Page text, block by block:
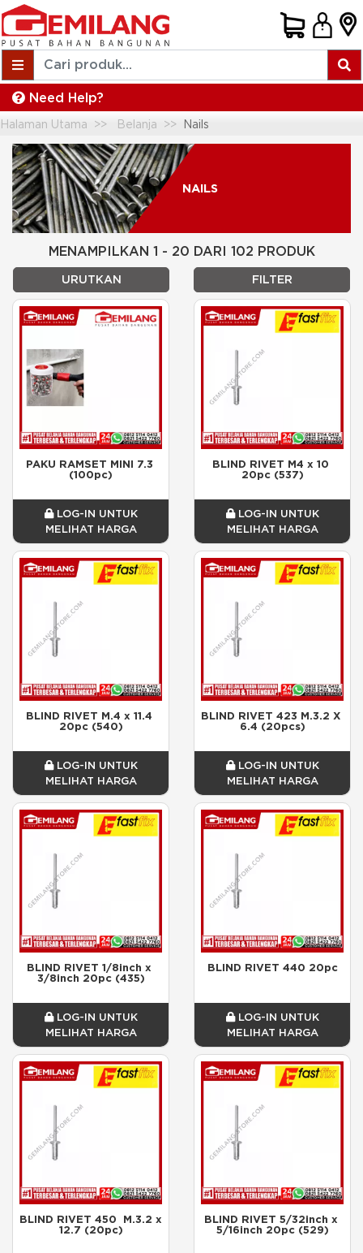
Need Help?
Halaman Utama Belanja Nails
NAILS
MENAMPILKAN 1 - 20 DARI 102 PRODUK
URUTKAN FILTER
PAKU RAMSET MINI 7.3
(100pc)
LOG-IN UNTUK
MELIHAT HARGA
BLIND RIVET M4 x 10
20pc (537)
LOG-IN UNTUK
MELIHAT HARGA
BLIND RIVET M.4 x 11.4
20pc (540)
LOG-IN UNTUK
MELIHAT HARGA
BLIND RIVET 423 M.3.2 X
6.4 (20pcs)
LOG-IN UNTUK
MELIHAT HARGA
BLIND RIVET 1/8inch x
3/8inch 20pc (435)
LOG-IN UNTUK
MELIHAT HARGA
BLIND RIVET 440 20pc
LOG-IN UNTUK
MELIHAT HARGA
BLIND RIVET 450  M.3.2 x
12.7 (20pc)
BLIND RIVET 5/32inch x
5/16inch 20pc (529)